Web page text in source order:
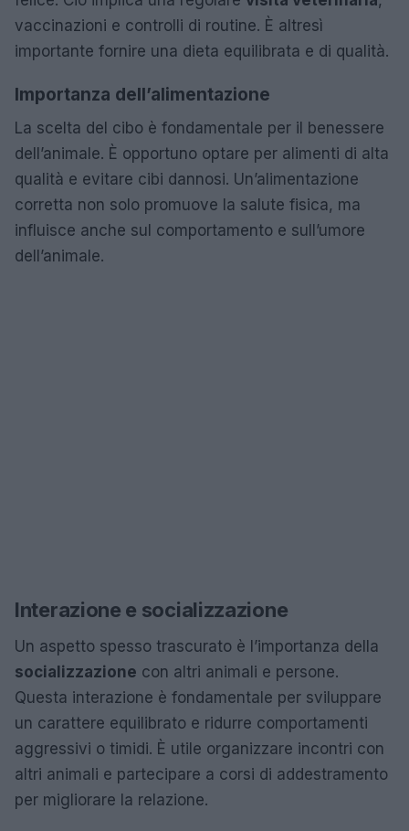
vaccinazioni e controlli di routine. È altresì
importante fornire una dieta equilibrata e di qualità.
Importanza dell’alimentazione
La scelta del cibo è fondamentale per il benessere
dell’animale. È opportuno optare per alimenti di alta
qualità e evitare cibi dannosi. Un’alimentazione
corretta non solo promuove la salute fisica, ma
influisce anche sul comportamento e sull’umore
dell’animale.
Interazione e socializzazione
Un aspetto spesso trascurato è l’importanza della
socializzazione con altri animali e persone.
Questa interazione è fondamentale per sviluppare
un carattere equilibrato e ridurre comportamenti
aggressivi o timidi. È utile organizzare incontri con
altri animali e partecipare a corsi di addestramento
per migliorare la relazione.